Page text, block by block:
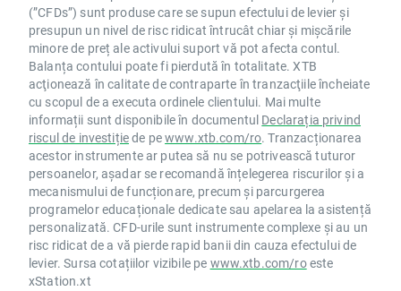
(”CFDs”) sunt produse care se supun efectului de levier și
presupun un nivel de risc ridicat întrucât chiar și mișcările
minore de preț ale activului suport vă pot afecta contul.
Balanța contului poate fi pierdută în totalitate. XTB
acţionează în calitate de contraparte în tranzacţiile încheiate
cu scopul de a executa ordinele clientului. Mai multe
informații sunt disponibile în documentul Declarația privind
riscul de investițiede pewww.xtb.com/ro. Tranzacționarea
acestor instrumente ar putea să nu se potrivească tuturor
persoanelor, așadar se recomandă înțelegerea riscurilor și a
mecanismului de funcționare, precum și parcurgerea
programelor educaționale dedicate sau apelarea la asistență
personalizată. CFD-urile sunt instrumente complexe și au un
risc ridicat de a vă pierde rapid banii din cauza efectului de
levier. Sursa cotațiilor vizibile pe www.xtb.com/roeste
xStation.xt